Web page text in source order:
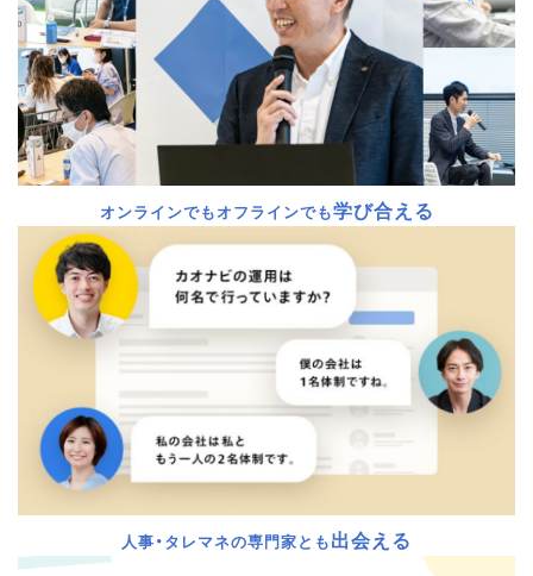
オンラインでもオフラインでも学び合える
人事・タレマネの専門家とも出会える